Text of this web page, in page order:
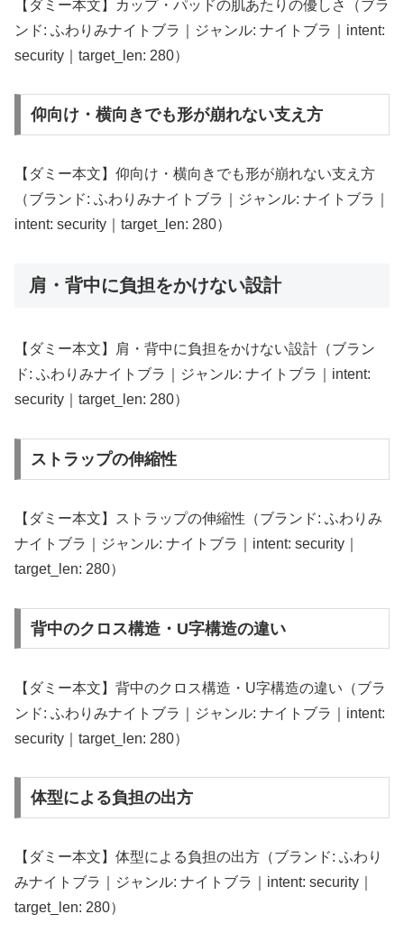
【ダミー本文】カップ・パッドの肌あたりの優しさ（ブラ
ンド: ふわりみナイトブラ｜ジャンル: ナイトブラ｜intent:
security｜target_len: 280）
仰向け・横向きでも形が崩れない支え方
【ダミー本文】仰向け・横向きでも形が崩れない支え方
（ブランド: ふわりみナイトブラ｜ジャンル: ナイトブラ｜
intent: security｜target_len: 280）
肩・背中に負担をかけない設計
【ダミー本文】肩・背中に負担をかけない設計（ブラン
ド: ふわりみナイトブラ｜ジャンル: ナイトブラ｜intent:
security｜target_len: 280）
ストラップの伸縮性
【ダミー本文】ストラップの伸縮性（ブランド: ふわりみ
ナイトブラ｜ジャンル: ナイトブラ｜intent: security｜
target_len: 280）
背中のクロス構造・U字構造の違い
【ダミー本文】背中のクロス構造・U字構造の違い（ブラ
ンド: ふわりみナイトブラ｜ジャンル: ナイトブラ｜intent:
security｜target_len: 280）
体型による負担の出方
【ダミー本文】体型による負担の出方（ブランド: ふわり
みナイトブラ｜ジャンル: ナイトブラ｜intent: security｜
target_len: 280）